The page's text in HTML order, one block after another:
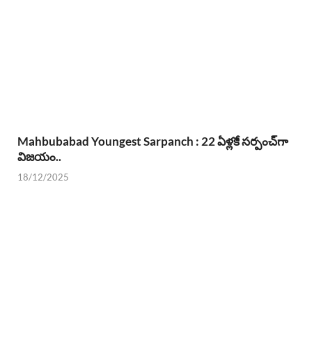
Mahbubabad Youngest Sarpanch : 22 ఏళ్లకే సర్పంచ్‌గా
విజయం..
18/12/2025